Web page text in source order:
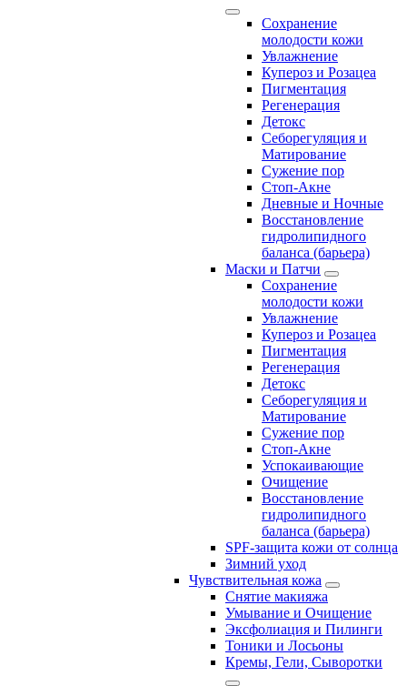
Сохранение
молодости кожи
Увлажнение
Купероз и Розацеа
Пигментация
Регенерация
Детокс
Себорегуляция и
Матирование
Сужение пор
Стоп-Акне
Дневные и Ночные
Восстановление
гидролипидного
баланса (барьера)
Маски и Патчи
Сохранение
молодости кожи
Увлажнение
Купероз и Розацеа
Пигментация
Регенерация
Детокс
Себорегуляция и
Матирование
Сужение пор
Стоп-Акне
Успокаивающие
Очищение
Восстановление
гидролипидного
баланса (барьера)
SPF-защита кожи от солнца
Зимний уход
Чувствительная кожа
Снятие макияжа
Умывание и Очищение
Эксфолиация и Пилинги
Тоники и Лосьоны
Кремы, Гели, Сыворотки